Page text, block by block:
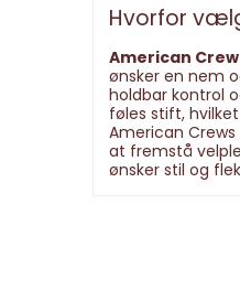
Hvorfor
American
ønsker en nem
holdbar kontrol
føles stift,
American
at fremstå
ønsker stil og